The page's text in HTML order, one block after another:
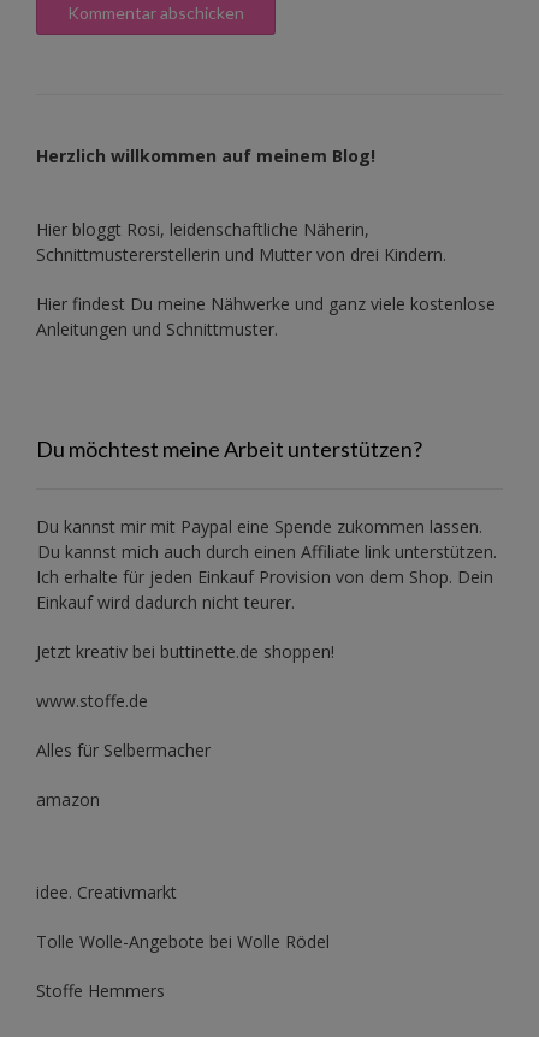
Herzlich willkommen auf meinem Blog!
Hier bloggt Rosi, leidenschaftliche Näherin,
Schnittmustererstellerin und Mutter von drei Kindern.
Hier findest Du meine Nähwerke und ganz viele kostenlose
Anleitungen und Schnittmuster.
Du möchtest meine Arbeit unterstützen?
Du kannst mir mit Paypal eine Spende zukommen lassen.
Du kannst mich auch durch einen Affiliate link unterstützen.
Ich erhalte für jeden Einkauf Provision von dem Shop. Dein
Einkauf wird dadurch nicht teurer.
Jetzt kreativ bei buttinette.de shoppen!
www.stoffe.de
Alles für Selbermacher
amazon
idee. Creativmarkt
Tolle Wolle-Angebote bei Wolle Rödel
Stoffe Hemmers